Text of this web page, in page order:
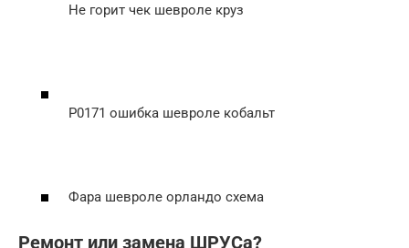
Не горит чек шевроле круз
Р0171 ошибка шевроле кобальт
Фара шевроле орландо схема
Ремонт или замена ШРУСа?